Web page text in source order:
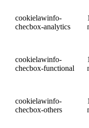
cookielawinfo-
checbox-analytics
cookielawinfo-
checbox-functional
cookielawinfo-
checbox-others